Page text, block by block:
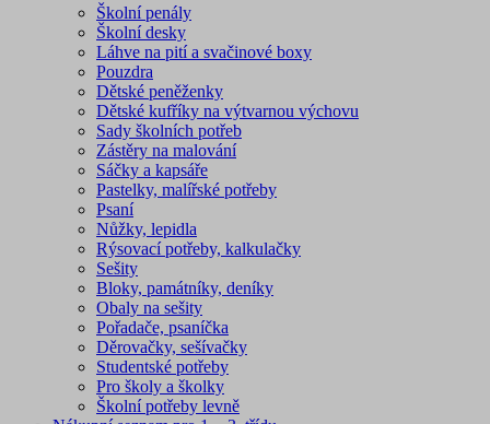
Školní penály
Školní desky
Láhve na pití a svačinové boxy
Pouzdra
Dětské peněženky
Dětské kufříky na výtvarnou výchovu
Sady školních potřeb
Zástěry na malování
Sáčky a kapsáře
Pastelky, malířské potřeby
Psaní
Nůžky, lepidla
Rýsovací potřeby, kalkulačky
Sešity
Bloky, památníky, deníky
Obaly na sešity
Pořadače, psaníčka
Děrovačky, sešívačky
Studentské potřeby
Pro školy a školky
Školní potřeby levně